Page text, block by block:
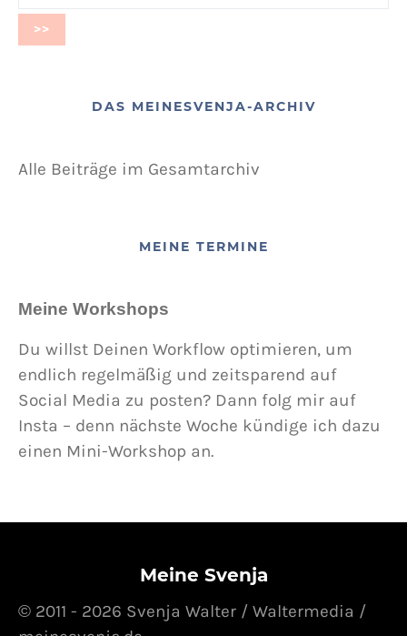
DAS MEINESVENJA-ARCHIV
Alle Beiträge im Gesamtarchiv
MEINE TERMINE
Meine Workshops
Du willst Deinen Workflow optimieren, um
endlich regelmäßig und zeitsparend auf
Social Media zu posten? Dann folg mir auf
Insta – denn nächste Woche kündige ich dazu
einen Mini-Workshop an.
Meine Svenja
© 2011 - 2026 Svenja Walter / Waltermedia /